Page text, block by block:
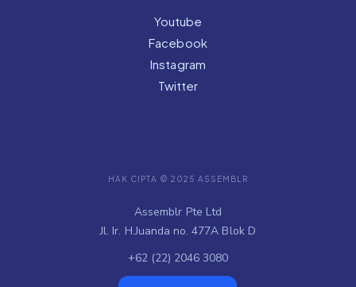
Youtube
Facebook
Instagram
Twitter
HAK CIPTA © 2025 ASSEMBLR
Assemblr Pte Ltd
Jl. Ir. H.Juanda no. 477A Blok D
+62 (22) 2046 3080